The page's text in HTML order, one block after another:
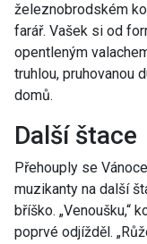
železnobrodském
farář. Vašek si od
opentleným
truhlou, pruhovanou
domů.
Další štace
Přehouply se
muzikanty na další
bříško. „Venoušku,“
poprvé odjížděl.